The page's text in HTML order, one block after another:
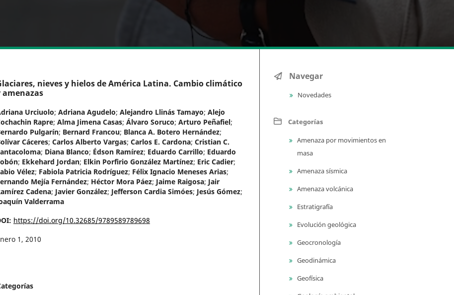
nieves y hielos de América Latina. Cambio climático
amenazas
Urciuolo; Adriana Agudelo; Alejandro Llinás Tamayo; Alejo
Rapre; Alma Jimena Casas; Álvaro Soruco; Arturo Peñafiel;
Pulgarín; Bernard Francou; Blanca A. Botero Hernández;
Cáceres; Carlos Alberto Vargas; Carlos E. Cardona; Cristian C.
; Diana Blanco; Édson Ramírez; Eduardo Carrillo; Eduardo
; Ekkehard Jordan; Elkin Porfirio González Martínez; Eric Cadier;
Vélez; Fabiola Patricia Rodríguez; Félix Ignacio Meneses Arias;
Mejía Fernández; Héctor Mora Páez; Jaime Raigosa; Jair
Cadena; Javier González; Jefferson Cardia Simóes; Jesús Gómez;
Valderrama
https://doi.org/10.32685/9789589789698
1, 2010
Navegar
Novedades
Categorías
Amenaza por movimientos en
masa
Amenaza sísmica
Amenaza volcánica
Estratigrafía
Evolución geológica
Geocronología
Geodinámica
Geofísica